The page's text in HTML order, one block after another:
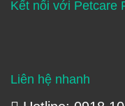
Kết nối với Petcare
Liên hệ nhanh